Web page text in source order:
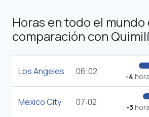
Horas en todo el mundo
comparación con Quimilí
Los Angeles 06:02 -4
Mexico City 07:02 -3